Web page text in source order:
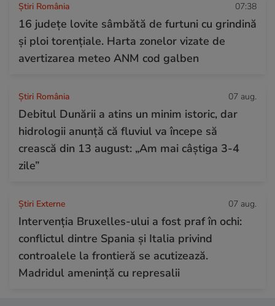
Știri România 07:38
16 județe lovite sâmbătă de furtuni cu grindină
și ploi torențiale. Harta zonelor vizate de
avertizarea meteo ANM cod galben
Știri România 07 aug.
Debitul Dunării a atins un minim istoric, dar
hidrologii anunță că fluviul va începe să
crească din 13 august: „Am mai câștiga 3-4
zile”
Știri Externe 07 aug.
Intervenția Bruxelles-ului a fost praf în ochi:
conflictul dintre Spania și Italia privind
controalele la frontieră se acutizează.
Madridul amenință cu represalii